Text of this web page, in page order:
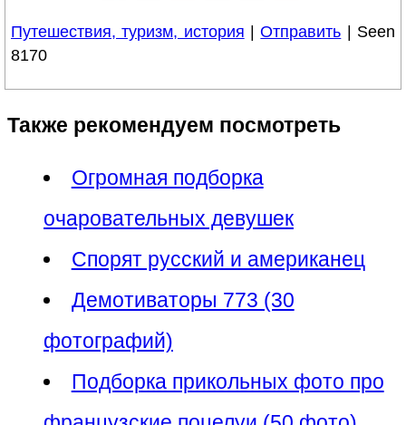
Путешествия, туризм, история |Отправить | Seen
8170
Также рекомендуем посмотреть
Огромная подборка
очаровательных девушек
Спорят русский и американец
Демотиваторы 773 (30
фотографий)
Подборка прикольных фото про